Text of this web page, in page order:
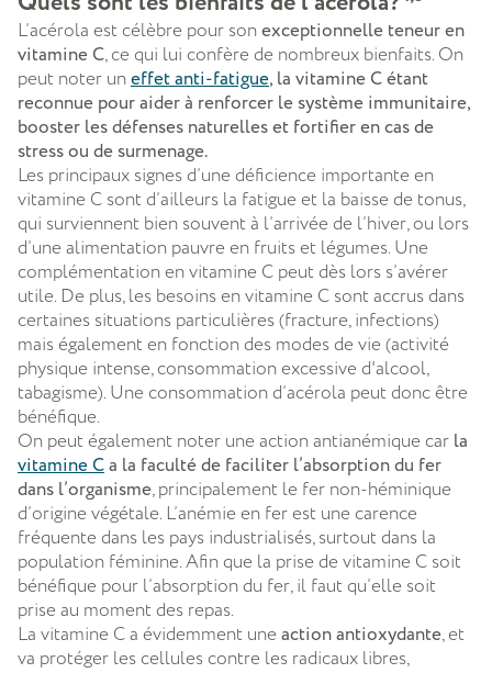
L’acérola est célèbre pour sonexceptionnelle teneur en
vitamine C, ce qui lui confère de nombreux bienfaits. On
peut noter uneffet anti-fatigue, la vitamine C étant
reconnue pour aider à renforcer le système immunitaire,
booster les défenses naturelles et fortifier en cas de
stress ou de surmenage.
Les principaux signes d’une déficience importante en
vitamine C sont d’ailleurs la fatigue et la baisse de tonus,
qui surviennent bien souvent à l’arrivée de l’hiver, ou lors
d’une alimentation pauvre en fruits et légumes. Une
complémentation en vitamine C peut dès lors s’avérer
utile. De plus, les besoins en vitamine C sont accrus dans
certaines situations particulières (fracture, infections)
mais également en fonction des modes de vie (activité
physique intense, consommation excessive d'alcool,
tabagisme). Une consommation d’acérola peut donc être
bénéfique.
On peut également noter une action antianémique car la
vitamine Ca la faculté de faciliter l’absorption du fer
dans l’organisme, principalement le fer non-héminique
d’origine végétale. L’anémie en fer est une carence
fréquente dans les pays industrialisés, surtout dans la
population féminine. Afin que la prise de vitamine C soit
bénéfique pour l’absorption du fer, il faut qu’elle soit
prise au moment des repas.
La vitamine C a évidemment une action antioxydante, et
va protéger les cellules contre les radicaux libres,